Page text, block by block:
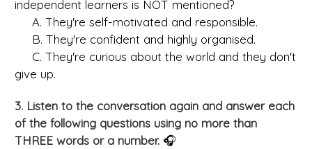
independent learners is NOT mentioned?
A. They're self-motivated and responsible.
B. They're confident and highly organised.
C. They're curious about the world and they don't
give up.
3. Listen to the conversation again and answer each
of the following questions using no more than
THREE words or a number. 🎧